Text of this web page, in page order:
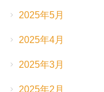
2025年5月
2025年4月
2025年3月
2025年2月